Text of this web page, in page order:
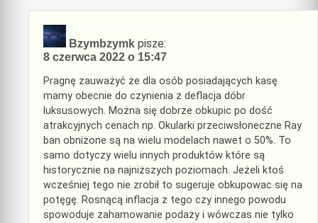
Bzymbzymk pisze:
8 czerwca 2022 o 15:47
Pragnę zauważyć że dla osób posiadających kasę
mamy obecnie do czynienia z deflacja dóbr
luksusowych. Można się dobrze obkupic po dość
atrakcyjnych cenach np. Okularki przeciwsłoneczne Ray
ban obniżone są na wielu modelach nawet o 50%. To
samo dotyczy wielu innych produktów które są
historycznie na najniższych poziomach. Jeżeli ktoś
wcześniej tego nie zrobił to sugeruje obkupowac się na
potęgę. Rosnącą inflacja z tego czy innego powodu
spowoduje zahamowanie podaży i wówczas nie tylko